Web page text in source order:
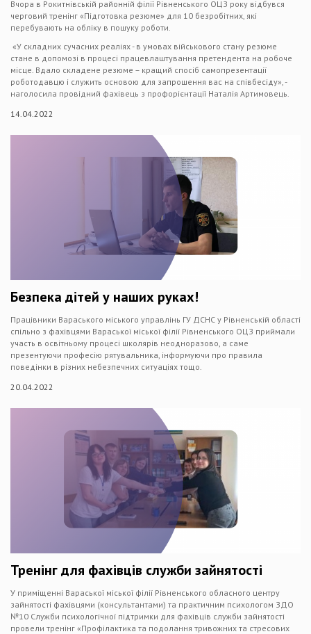
Вчора в Рокитнівській районній філії Рівненського ОЦЗ року відбувся
черговий тренінг «Підготовка резюме» для 10 безробітних, які
перебувають на обліку в пошуку роботи.
«У складних сучасних реаліях - в умовах військового стану резюме
стане в допомозі в процесі працевлаштування претендента на робоче
місце. Вдало складене резюме – кращий спосіб самопрезентації
роботодавцю і служить основою для запрошення вас на співбесіду», -
наголосила провідний фахівець з профорієнтації Наталія Артимовець.
14.04.2022
Безпека дітей у наших руках!
Працівники Вараського міського управлінь ГУ ДСНС у Рівненській області
спільно з фахівцями Вараської міської філії Рівненського ОЦЗ приймали
участь в освітньому процесі школярів неодноразово, а саме
презентуючи професію рятувальника, інформуючи про правила
поведінки в різних небезпечних ситуаціях тощо.
20.04.2022
Тренінг для фахівців служби зайнятості
У приміщенні Вараської міської філії Рівненського обласного центру
зайнятості фахівцями (консультантами) та практичним психологом ЗДО
№10 Служби психологічної підтримки для фахівців служби зайнятості
провели тренінг «Профілактика та подолання тривожних та стресових